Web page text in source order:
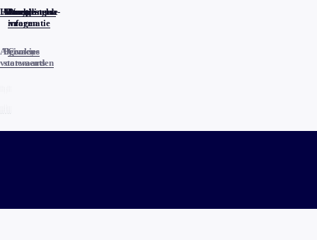
Home
Actueel
Uitzendingen
Reacties
Programma-
informatie
Veelgestelde
vragen
Algemene
voorwaarden
Privacy
statements
Cookies